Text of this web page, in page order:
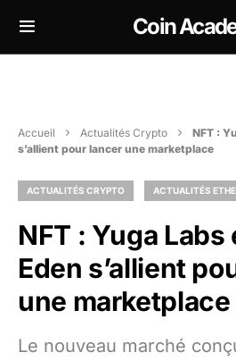
Coin
Accueil Actualités Crypto
NFT :
s’allient pour lancer une marketplace
ACTUALITÉS CRYPTO ACTUALITÉS
NFT : Yuga Labs
Eden s’allient
une marketplace
Le nouveau marché